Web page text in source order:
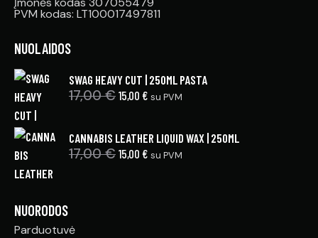
PVM kodas: LT100017497811
NUOLAIDOS
SWAG HEAVY CUT | 250ML PASTA
17,00€ 15,00 € su PVM
CANNABIS LEATHER LIQUID WAX | 250ML
17,00€ 15,00 € su PVM
NUORODOS
Parduotuvė